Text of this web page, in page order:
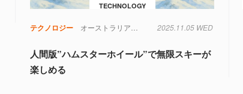
TECHNOLOGY
テクノロジー スポーツ 氷
2025.11.05 WED
人間版”ハムスターホイール”で無限スキーが
楽しめる